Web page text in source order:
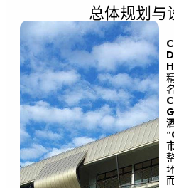
总体规划与
“